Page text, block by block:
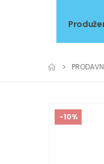
-10%